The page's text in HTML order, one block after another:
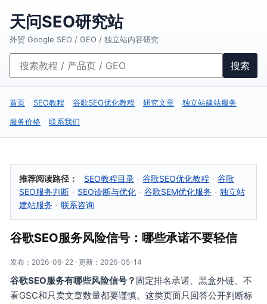
天问SEO研究站
外贸 Google SEO / GEO / 独立站内容研究
搜索
首页 SEO教程 谷歌SEO优化教程 研究文章
独立站建站服务
服务价格
联系我们
推荐阅读路径： SEO教程目录 · 谷歌SEO优化教程 · 谷歌
SEO服务判断 · SEO诊断与优化 · 谷歌SEM优化服务 · 独立站
建站服务 · 联系咨询
谷歌SEO服务风险信号：哪些承诺不要轻信
发布：2026-06-22 · 更新：2026-05-14
谷歌SEO服务有哪些风险信号？ 固定排名承诺、黑盒外链、不
看GSC和只卖文章数量都要谨慎。这类页面只回答公开判断标